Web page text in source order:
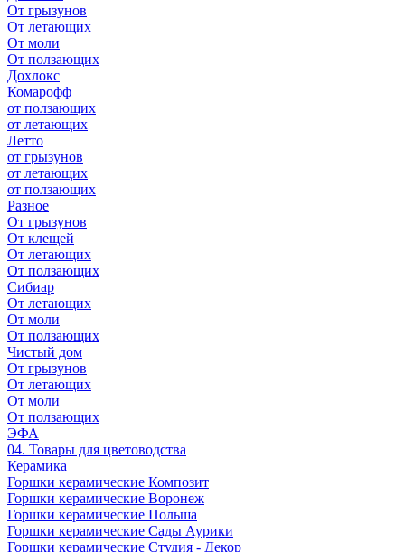
От грызунов
От летающих
От моли
От ползающих
Дохлокс
Комарофф
от ползающих
от летающих
Летто
от грызунов
от летающих
от ползающих
Разное
От грызунов
От клещей
От летающих
От ползающих
Сибиар
От летающих
От моли
От ползающих
Чистый дом
От грызунов
От летающих
От моли
От ползающих
ЭФА
04. Товары для цветоводства
Керамика
Горшки керамические Композит
Горшки керамические Воронеж
Горшки керамические Польша
Горшки керамические Сады Аурики
Горшки керамические Студия - Декор